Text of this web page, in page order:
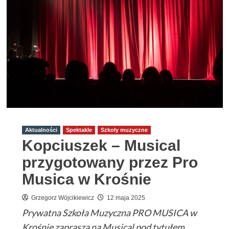
–
SANOK 2025
Aktualności Spektakle Szkoły muzyczne
Kopciuszek – Musical
przygotowany przez Pro
Musica w Krośnie
Grzegorz Wójcikiewicz 12 maja 2025
Prywatna Szkoła Muzyczna PRO MUSICA w